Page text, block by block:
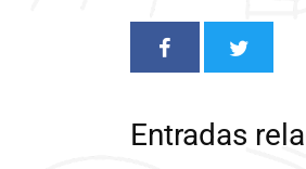
Entradas